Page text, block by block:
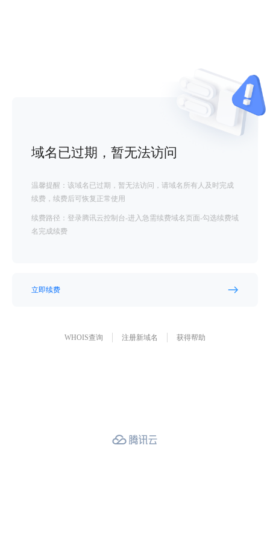
域名已过期，暂无法访问
温馨提醒：该域名已过期，暂无法访问，请域名所有人及时完成
续费，续费后可恢复正常使用
续费路径：登录腾讯云控制台-进入急需续费域名页面-勾选续费域
名完成续费
立即续费
WHOIS查询 注册新域名 获得帮助